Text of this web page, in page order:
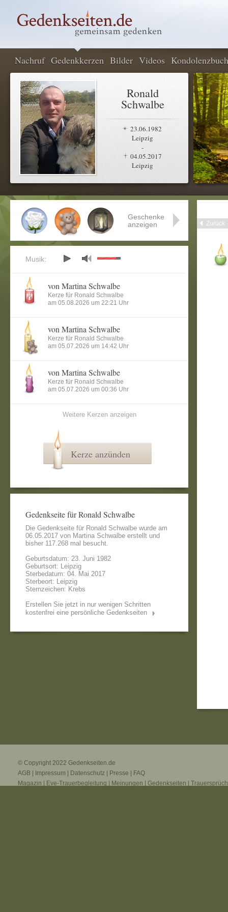
Nachruf Gedenkkerzen Bilder Videos Kondolenzbuch
Ronald
Schwalbe
23.06.1982
Leipzig
-
04.05.2017
Leipzig
Zurück
Geschenke
anzeigen
Musik:
von Martina Schwalbe
Kerze für Ronald Schwalbe
am 05.08.2026 um 22:21 Uhr
von Martina Schwalbe
Kerze für Ronald Schwalbe
am 05.07.2026 um 14:42 Uhr
von Martina Schwalbe
Kerze für Ronald Schwalbe
am 05.07.2026 um 00:36 Uhr
Weitere Kerzen anzeigen
Kerze anzünden
Gedenkseite für Ronald Schwalbe
Die Gedenkseite für Ronald Schwalbe wurde am
06.05.2017 von Martina Schwalbe erstellt und
bisher 117.268 mal besucht.
Geburtsdatum: 23. Juni 1982
Geburtsort: Leipzig
Sterbedatum: 04. Mai 2017
Sterbeort: Leipzig
Sternzeichen: Krebs
Erstellen Sie jetzt in nur wenigen Schritten
kostenfrei eine persönliche Gedenkseiten
© Copyright 2022 Gedenkseiten.de
AGB
Impressum Datenschutz Presse
FAQ
Magazin
Eve-Trauerbegleitung Meinungen Gedenkseiten